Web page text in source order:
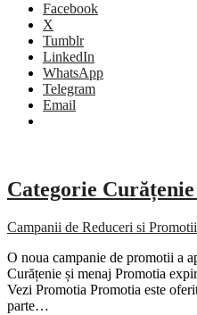
Facebook
X
Tumblr
LinkedIn
WhatsApp
Telegram
Email
Categorie
Campanii de Reduceri si
O noua campanie de promotii a
Curățenie și menaj Promotia
Vezi Promotia Promotia este
parte…